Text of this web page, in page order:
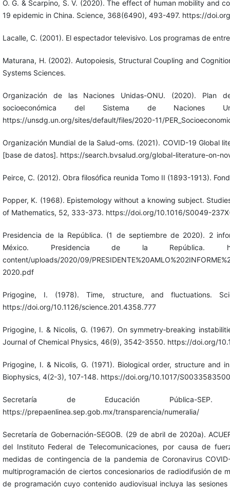
O. G. & Scarpino, S. V. (2020). The effect of human mobility and
19 epidemic in China. Science, 368(6490), 493-497. https://
Lacalle, C. (2001). El espectador televisivo. Los programas de
Maturana, H. (2002). Autopoiesis, Structural Coupling and
Systems Sciences.
Organización de las Naciones Unidas-ONU. (2020). Plan
socioeconómica del Sistema de
https://unsdg.un.org/sites/default/files/2020-11/
Organización Mundial de la Salud-oms. (2021). COVID-19 Global
[base de datos]. https://search.bvsalud.org/global-literature-on-
Peirce, C. (2012). Obra filosófica reunida Tomo II (1893-1913).
Popper, K. (1968). Epistemology without a knowing subject.
of Mathematics, 52, 333-373. https://doi.org/10.1016/S0049-
Presidencia de la República. (1 de septiembre de 2020). 2
México. Presidencia de la República. https://
content/uploads/2020/09/
2020.pdf
Prigogine, I. (1978). Time, structure, and fluctuations.
https://doi.org/10.1126/science.201.4358.777
Prigogine, I. & Nicolis, G. (1967). On symmetry‐breaking
Journal of Chemical Physics, 46(9), 3542-3550. https://doi.org/
Prigogine, I. & Nicolis, G. (1971). Biological order, structure and
Biophysics, 4(2-3), 107-148. https://doi.org/10.1017/
Secretaría de Educación Pública-SEP.
https://prepaenlinea.sep.gob.mx/transparencia/numeralia/
Secretaría de Gobernación-SEGOB. (29 de abril de 2020a).
del Instituto Federal de Telecomunicaciones, por causa de
medidas de contingencia de la pandemia de Coronavirus
multiprogramación de ciertos concesionarios de radiodifusión de
de programación cuyo contenido audiovisual incluya las